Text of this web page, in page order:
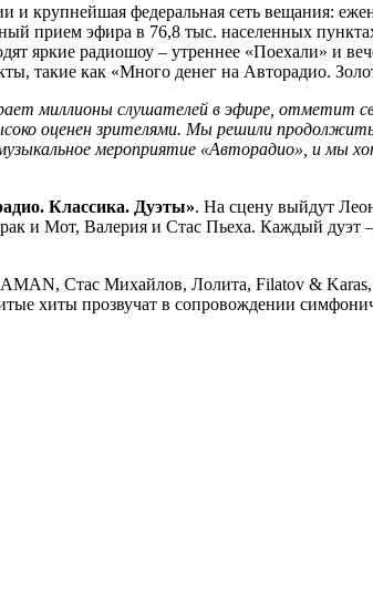
крупнейшая федеральная сеть вещания:
прием эфира в 76,8 тыс. населенных
яркие радиошоу – утреннее «Поехали» и
такие как «Много денег на Авторадио.
миллионы слушателей в эфире, отметит
оценен зрителями. Мы решили
мероприятие «Авторадио», и мы
Классика. Дуэты». На сцену выйдут
и Мот, Валерия и Стас Пьеха. Каждый дуэт
Стас Михайлов, Лолита, Filatov &
хиты прозвучат в сопровождении